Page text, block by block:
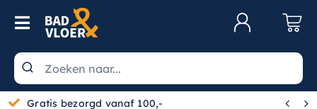
Skip to content
Toggle Navigation
Wastafels
Gratis bezorgd vanaf 100,-  